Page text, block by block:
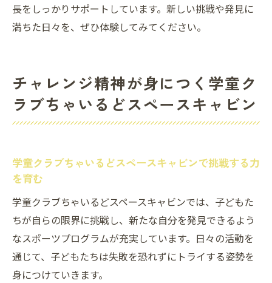
長をしっかりサポートしています。新しい挑戦や発見に
満ちた日々を、ぜひ体験してみてください。
チャレンジ精神が身につく学童ク
ラブちゃいるどスペースキャビン
学童クラブちゃいるどスペースキャビンで挑戦する力
を育む
学童クラブちゃいるどスペースキャビンでは、子どもた
ちが自らの限界に挑戦し、新たな自分を発見できるよう
なスポーツプログラムが充実しています。日々の活動を
通じて、子どもたちは失敗を恐れずにトライする姿勢を
身につけていきます。